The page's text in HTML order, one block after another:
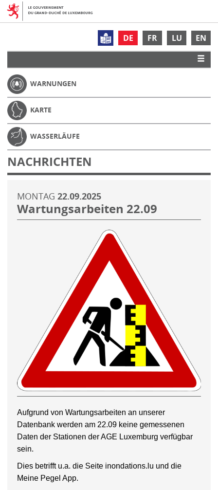
DE FR LU EN
WARNUNGEN
KARTE
WASSERLÄUFE
NACHRICHTEN
MONTAG 22.09.2025
Wartungsarbeiten 22.09
Aufgrund von Wartungsarbeiten an unserer
Datenbank werden am 22.09 keine gemessenen
Daten der Stationen der AGE Luxemburg verfügbar
sein.
Dies betrifft u.a. die Seite inondations.lu und die
Meine Pegel App.